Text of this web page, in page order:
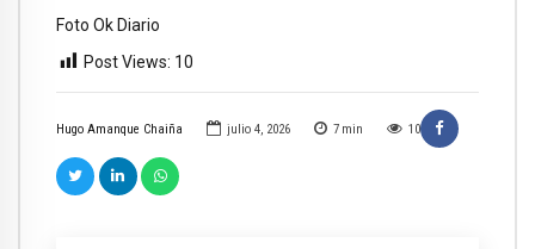
Hugo Amanque Chaiña julio 4, 2026 7 min 10
Foto Ok Diario
Post Views: 10